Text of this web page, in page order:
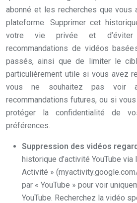
abonné et les recherches que
plateforme. Supprimer cet
votre vie privée et
recommandations de vidéos
passés, ainsi que de limiter le
particulièrement utile si vous avez
vous ne souhaitez pas voir
recommandations futures, ou si
protéger la confidentialité de
préférences.
Suppression des vidéos
historique d’activité YouTube via
Activité »
par « YouTube » pour voir
YouTube. Recherchez la vidéo